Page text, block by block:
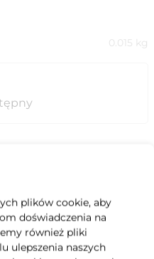
0.015 kg
plików cookie, aby
doświadczenia na
również pliki
ulepszenia naszych